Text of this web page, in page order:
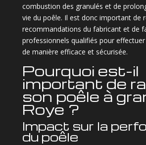
combustion des granulés et de
vie du poêle. Il est donc important de
recommandations du fabricant et de
professionnels qualifiés pour
de manière efficace et sécurisée.
Pourquoi est-il
important de
son poêle à
Roye ?
Impact sur la
du poêle